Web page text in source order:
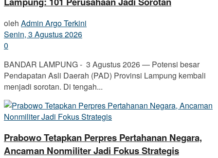
oleh Admin Argo Terkini
Senin, 3 Agustus 2026
0
BANDAR LAMPUNG - 3 Agustus 2026 — Potensi besar
Pendapatan Asli Daerah (PAD) Provinsi Lampung kembali
menjadi sorotan. Di tengah...
Prabowo Tetapkan Perpres Pertahanan Negara,
Ancaman Nonmiliter Jadi Fokus Strategis